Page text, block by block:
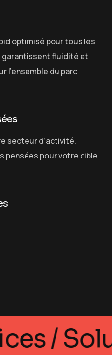
optimisé pour tous les
garantissent fluidité et
l’ensemble du parc
secteur d’activité.
pensées pour votre cible
/